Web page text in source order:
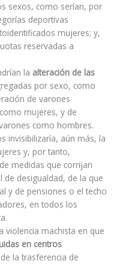
sexos, como serían, por
deportivas
mujeres; y,
reservadas a
la alteración de las
por sexo, como
de varones
mujeres, y de
como hombres.
invisibilizaría, aún más, la
y, por tanto,
medidas que corrijan
de desigualdad, de la que
y de pensiones o el techo
en todos los
violencia machista en que
en centros
la trasferencia de